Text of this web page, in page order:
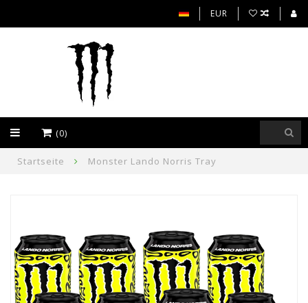
EUR
(0)
Startseite Monster Lando Norris Tray